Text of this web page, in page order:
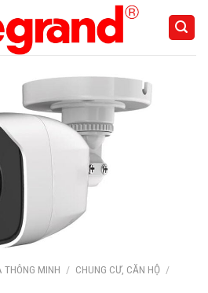
MINH / CHUNG CƯ, CĂN HỘ /